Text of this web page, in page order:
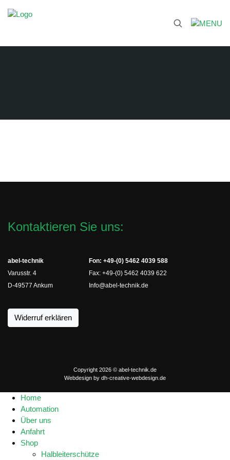
Kontaktieren Sie uns:
abel-technik
Varusstr. 4
D-49577 Ankum
Widerruf erklären
Fon: +49-(0) 5462 4039 588
Fax: +49-(0) 5462 4039 622
Info@abel-technik.de
Copyright 2026 © abel-technik.de
Webdesign by dh-creative-webdesign.de
Home
Automation
Über uns
Anfahrt
Shop
Halbleiterschütze